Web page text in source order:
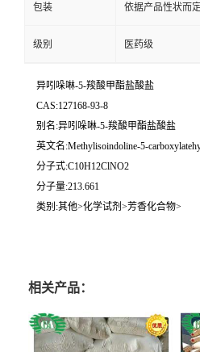
包装 依据产品性状而
级别 医药级
异吲哚啉-5-羧酸甲酯盐酸盐
CAS:127168-93-8
别名:异吲哚啉-5-羧酸甲酯盐酸盐
英文名:Methylisoindoline-5-
分子式:C10H12ClNO2
分子量:213.661
类别:其他>化学试剂>芳香化合物>
相关产品：